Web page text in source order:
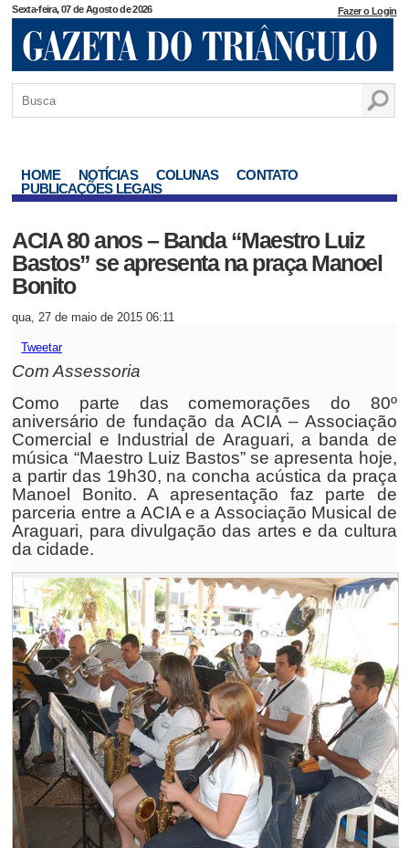
Sexta-feira, 07 de Agosto de 2026 Fazer o Login
HOME NOTÍCIAS COLUNAS
CONTATO
PUBLICAÇÕES LEGAIS
ACIA 80 anos – Banda “Maestro Luiz
Bastos” se apresenta na praça Manoel
Bonito
qua, 27 de maio de 2015 06:11
Tweetar
Com Assessoria
Como parte das comemorações do 80º
aniversário de fundação da ACIA – Associação
Comercial e Industrial de Araguari, a banda de
música “Maestro Luiz Bastos” se apresenta hoje,
a partir das 19h30, na concha acústica da praça
Manoel Bonito. A apresentação faz parte de
parceria entre a ACIA e a Associação Musical de
Araguari, para divulgação das artes e da cultura
da cidade.